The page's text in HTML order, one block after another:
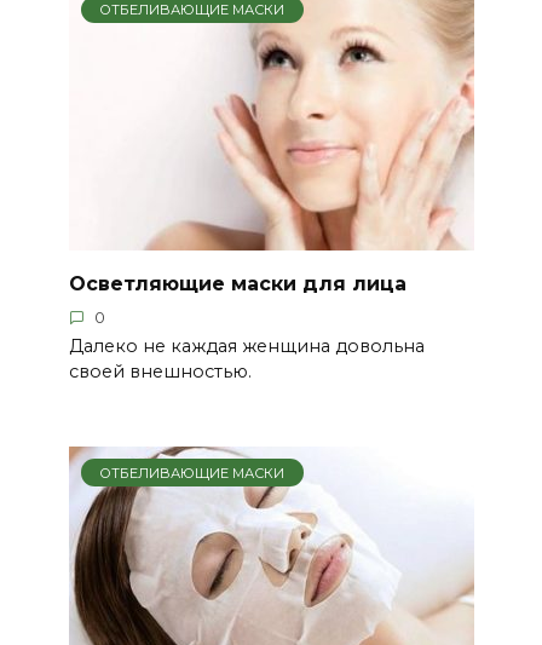
ОТБЕЛИВАЮЩИЕ МАСКИ
Осветляющие маски для лица
0
Далеко не каждая женщина довольна
своей внешностью.
ОТБЕЛИВАЮЩИЕ МАСКИ